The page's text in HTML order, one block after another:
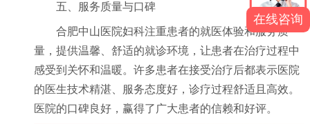
五、服务质量与口碑
合肥中山医院妇科注重患者的就医体验和服务质
量，提供温馨、舒适的就诊环境，让患者在治疗过程中
感受到关怀和温暖。许多患者在接受治疗后都表示医院
的医生技术精湛、服务态度好，诊疗过程舒适且高效。
医院的口碑良好，赢得了广大患者的信赖和好评。
在线咨询